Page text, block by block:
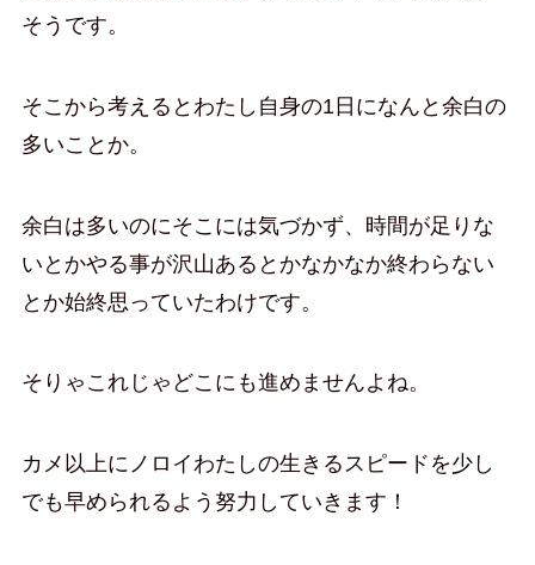
そうです。
そこから考えるとわたし自身の1日になんと余白の
多いことか。
余白は多いのにそこには気づかず、時間が足りな
いとかやる事が沢山あるとかなかなか終わらない
とか始終思っていたわけです。
そりゃこれじゃどこにも進めませんよね。
カメ以上にノロイわたしの生きるスピードを少し
でも早められるよう努力していきます！